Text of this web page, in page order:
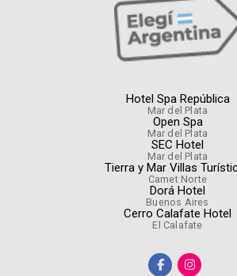
Hotel Spa República
Mar del Plata
Open Spa
Mar del Plata
SEC Hotel
Mar del Plata
Tierra y Mar Villas
Camet Norte
Dorá Hotel
Buenos Aires
Cerro Calafate Hotel
El Calafate